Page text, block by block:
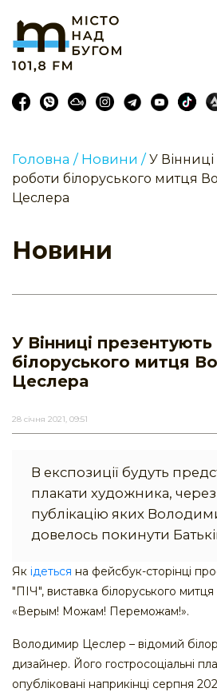
Головна / Новини / У
роботи білоруського митця
Цеслера
Новини
У Вінниці
білоруського митця
Цеслера
28 січня 2021, 09:51
В експозиції будуть
плакати художника, через
публікацію яких
довелось покинути
Як ідеться на фейсбук-сторінці
"ПІЧ", виставка білоруського
«Верым! Можам! Переможам!».
Володимир Цеслер – відомий
дизайнер. Його гостросоціальні
опубліковані наприкінці серпня